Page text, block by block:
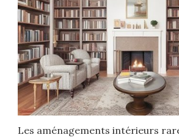
Les aménagements intérieurs